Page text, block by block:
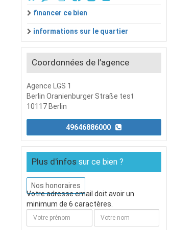
financer ce bien
informations sur le quartier
Coordonnées de l’agence
Agence LGS 1
Berlin Oranienburger Straße test
10117 Berlin
49646886000
Plus d'infos sur ce bien ?
Nos honoraires
Votre adresse email doit avoir un
minimum de 6 caractères.